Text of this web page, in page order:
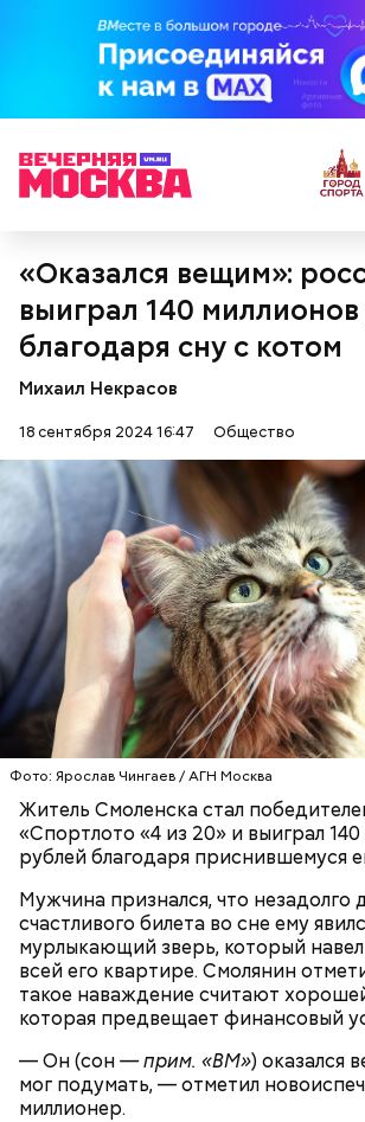
«Оказался вещим»:
выиграл 140
благодаря сну с котом
Михаил Некрасов
18 сентября 2024 16:47 Общество
Фото: Ярослав Чингаев / АГН Москва
Житель Смоленска стал
«Спортлото «4 из 20» и выиграл
рублей благодаря приснившемуся
Мужчина признался, что незадолго
счастливого билета во сне ему
мурлыкающий зверь, который
всей его квартире. Смолянин
такое наваждение считают
которая предвещает финансовый
— Он (сон— прим. «ВМ») оказался
мог подумать, — отметил
миллионер.
Спагетти из кабачков
Ингредиенты:
кабачок;
брынза;